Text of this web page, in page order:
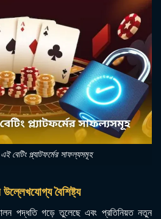
প্ল্যাটফর্মের সাফল্যসমূহ
বৈশিষ্ট্য
পদ্ধতি গড়ে তুলেছে এবং প্রতিনিয়ত নতুন